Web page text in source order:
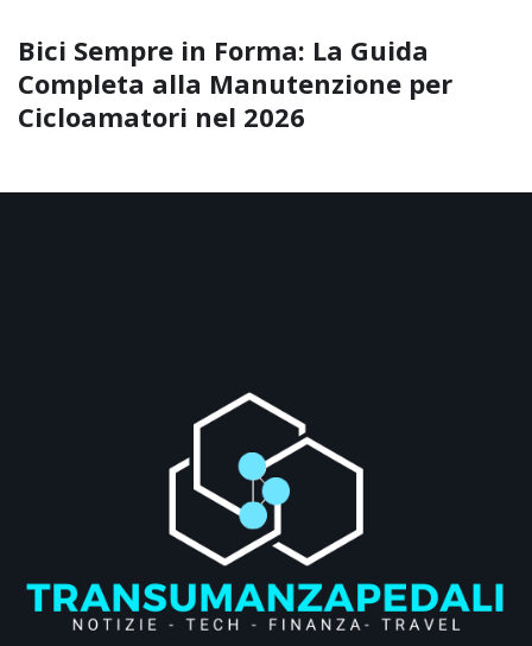
Bici Sempre in Forma: La Guida
Completa alla Manutenzione per
Cicloamatori nel 2026